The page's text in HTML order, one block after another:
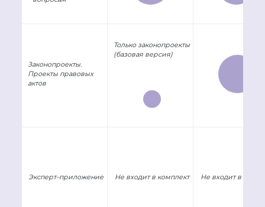
Законопроекты.
Проекты правовых
актов
Эксперт–приложение
Только законопроекты
(базовая версия)
Не входит в комплект Не входит в